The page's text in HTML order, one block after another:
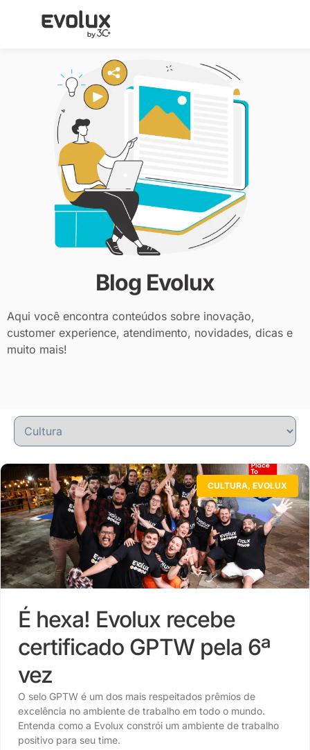
Blog Evolux
Aqui você encontra conteúdos sobre inovação,
customer experience, atendimento, novidades, dicas e
muito mais!
CULTURA, EVOLUX
É hexa! Evolux recebe
certificado GPTW pela 6ª
vez
O selo GPTW é um dos mais respeitados prêmios de
excelência no ambiente de trabalho em todo o mundo.
Entenda como a Evolux constrói um ambiente de trabalho
positivo para seu time.